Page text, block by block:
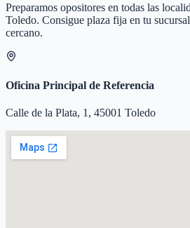
Preparamos opositores en todas las
Toledo. Consigue plaza fija en tu
cercano.
Oficina Principal de Referencia
Calle de la Plata, 1, 45001 Toledo